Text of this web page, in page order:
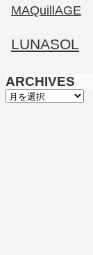
MAQuillAGE
LUNASOL
ARCHIVES
ARCHIVES